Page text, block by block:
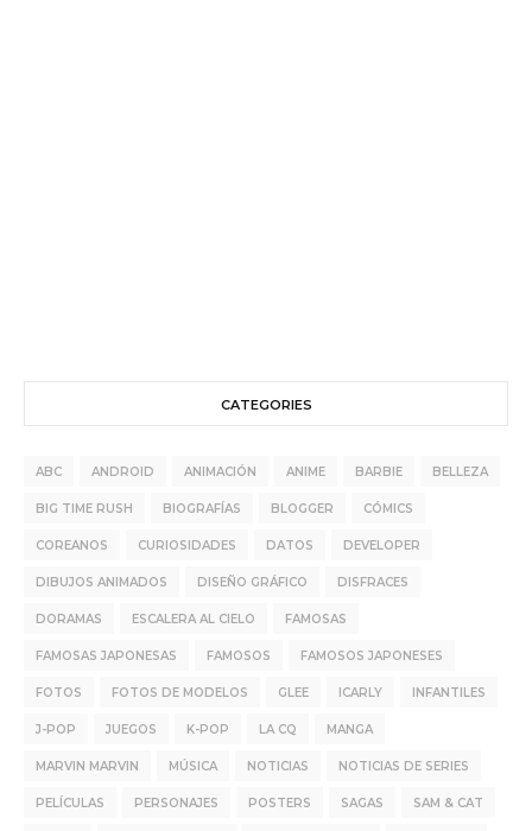
CATEGORIES
ABC ANDROID ANIMACIÓN ANIME BARBIE BELLEZA
BIG TIME RUSH BIOGRAFÍAS BLOGGER CÓMICS
COREANOS CURIOSIDADES DATOS DEVELOPER
DIBUJOS ANIMADOS DISEÑO GRÁFICO DISFRACES
DORAMAS ESCALERA AL CIELO FAMOSAS
FAMOSAS JAPONESAS FAMOSOS FAMOSOS JAPONESES
FOTOS FOTOS DE MODELOS GLEE ICARLY INFANTILES
J-POP JUEGOS K-POP LA CQ MANGA
MARVIN MARVIN MÚSICA NOTICIAS NOTICIAS DE SERIES
PELÍCULAS PERSONAJES POSTERS SAGAS SAM & CAT